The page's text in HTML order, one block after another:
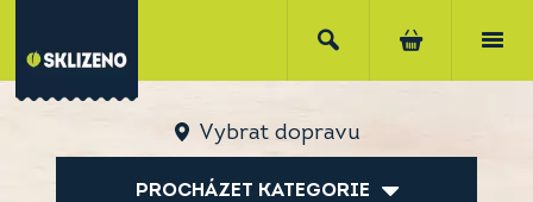
Vybrat dopravu
PROCHÁZET KATEGORIE